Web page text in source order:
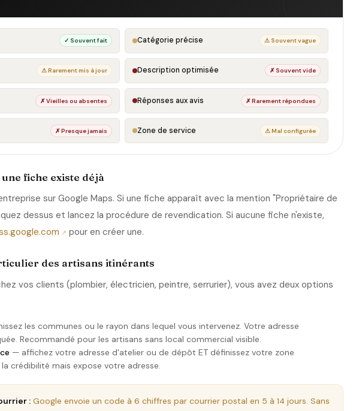
✓ Souvent fait Catégorie précise ⚠ Souvent vague
⚠ Rarement mis à jour Description optimisée ✗ Souvent vide
✗ Vieilles ou absentes Réponses aux avis ✗ Rarement répondues
✗ Presque jamais Zone de service ⚠ Mal configurée
fiche existe déjà
sur Google Maps. Si une fiche apparaît avec la mention "Propriétaire de
dessus et lancez la procédure de revendication. Si aucune fiche n'existe,
pour en créer une.
des artisans itinérants
vos clients (plombier, électricien, peintre, serrurier), vous avez deux options
les communes ou le rayon dans lequel vous intervenez. Votre adresse
Recommandé pour les artisans sans local commercial visible.
— affichez votre adresse d'atelier ou de dépôt ET définissez votre zone
crédibilité mais expose votre adresse.
: Google envoie un code à 6 chiffres par courrier postal en 5 à 14 jours. Sans